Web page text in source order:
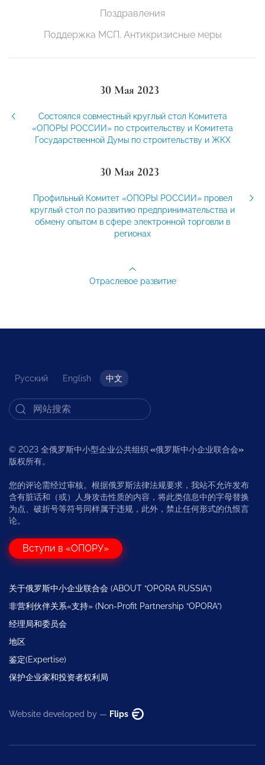
Поздравления
Поддержка МСП. Антикризисные меры
30 Мая 2023
Состоялся совместный круглый стол Комитета
«ОПОРЫ РОССИИ» по строительству и Комитета
Государственной Думы по строительству и ЖКХ
30 Мая 2023
Профильный Комитет «ОПОРЫ РОССИИ» провел
круглый стол по развитию предпринимательства и
обмену опытом в сфере электронной торговли в
регионах
Отраслевое развитие
Русский English 中文
© 2023 全俄罗斯中小型企业公共组织 «俄罗斯中小企业联合会»
版权所有。
您的评论需经过审核。根据俄罗斯法律法规要求，我站不允许发布
含有脏话和（或）人身攻击性质的内容，将此类信息中的字母替换
为点、破折号等符号同样属于违规，此外，禁止任何形式的仇恨言
论。
Вступи в «ОПОРУ»
关于俄罗斯中小企业联合会 (ABOUT “OPORA RUSSIA”)
非营利伙伴关系«支持» (Non-Profit Partnership “OPORA”)
经理局和委员会
地区
鉴定(Expertise)
保护企业家和投资者权利局
Website developed by — Flips